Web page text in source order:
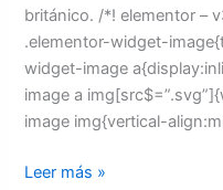
británico. /*! elementor –
.elementor-widget-
widget-image
image a
image img{vertical-
Leer más »